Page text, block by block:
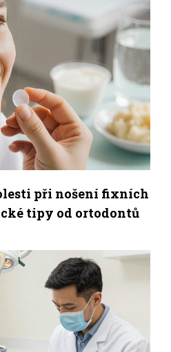
při nošení fixních
tipy od ortodontů